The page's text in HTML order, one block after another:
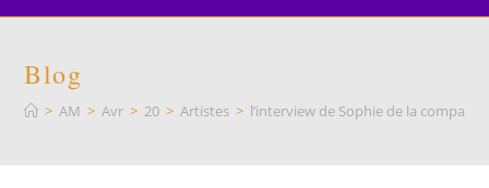
Blog
> AM > Avr > 20 > Artistes > l’interview de Sophie de la